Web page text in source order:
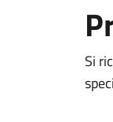
Si